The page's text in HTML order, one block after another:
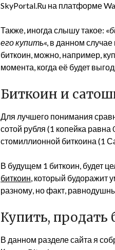
SkyPortal.Ru на платформе
Также, иногда слышу такое: «
его купить«, в данном
биткоин, можно, например,
момента, когда её будет
Биткоин и
Для лучшего понимания
сотой рубля (1 копейка
стомиллионной биткоина (1
В будущем 1 биткоин, будет
биткоин, который будоражит
разному, но факт,
Купить, продать
В данном разделе сайта я